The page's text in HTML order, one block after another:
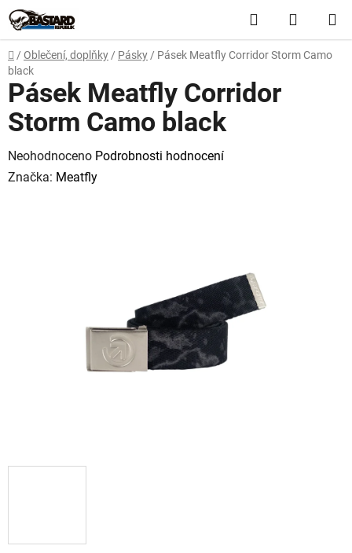
Přejít
na
obsah
Hledat
KOŠÍK
Domů
/ Oblečení, doplňky / Pásky / Pásek Meatfly Corridor Storm Camo
black
Pásek Meatfly Corridor
Storm Camo black
Průměrné
hodnocení
Neohodnoceno Podrobnosti hodnocení
Značka: Meatfly